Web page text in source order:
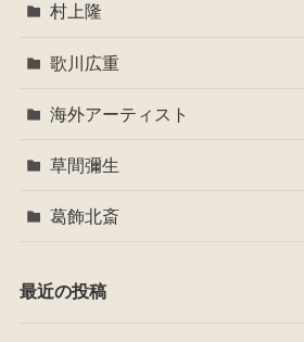
村上隆
歌川広重
海外アーティスト
草間彌生
葛飾北斎
最近の投稿